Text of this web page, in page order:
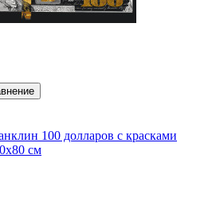
100 долларов с красками
см